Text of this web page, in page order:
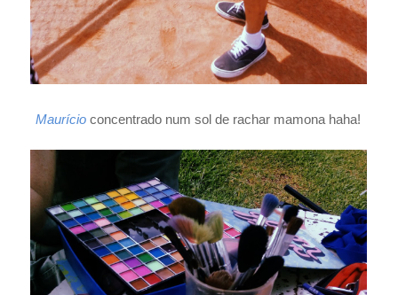
Maurícioconcentrado num sol de rachar mamona haha!